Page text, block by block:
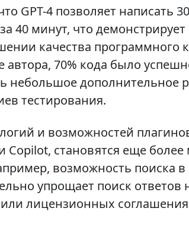
GPT-4 позволяет написать
40 минут, что
качества программного
70% кода было
небольшое дополнительное
тестирования.
и возможностей
и Copilot, становятся еще
возможность поиска в
упрощает поиск ответов
лицензионных